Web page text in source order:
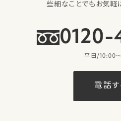
些細なことでもお気軽
0120-
平日/10:00
電話す